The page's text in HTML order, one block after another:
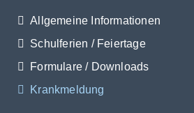
Allgemeine Informationen
Schulferien / Feiertage
Formulare / Downloads
Krankmeldung